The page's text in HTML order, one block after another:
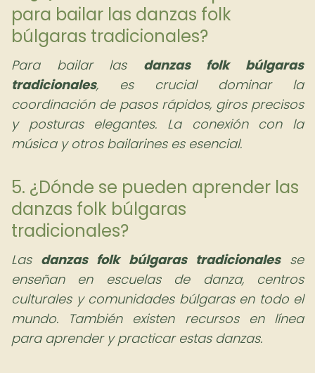
para bailar las danzas folk
búlgaras tradicionales?
Para bailar las danzas folk búlgaras
tradicionales, es crucial dominar la
coordinación de pasos rápidos, giros precisos
y posturas elegantes. La conexión con la
música y otros bailarines es esencial.
5. ¿Dónde se pueden aprender las
danzas folk búlgaras
tradicionales?
Las danzas folk búlgaras tradicionalesse
enseñan en escuelas de danza, centros
culturales y comunidades búlgaras en todo el
mundo. También existen recursos en línea
para aprender y practicar estas danzas.